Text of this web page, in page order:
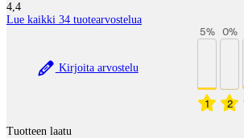
4,4
Lue kaikki 34 tuotearvostelua
Kirjoita arvostelu
1
5%
2
0%
Tuotteen laatu